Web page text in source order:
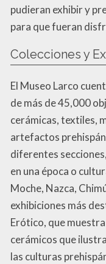
pudieran exhibir y
para que fueran
Colecciones y
El Museo Larco
de más de 45,000
cerámicas, textiles,
artefactos
diferentes
en una época o
Moche, Nazca,
exhibiciones más
Erótico, que
cerámicos que
las culturas